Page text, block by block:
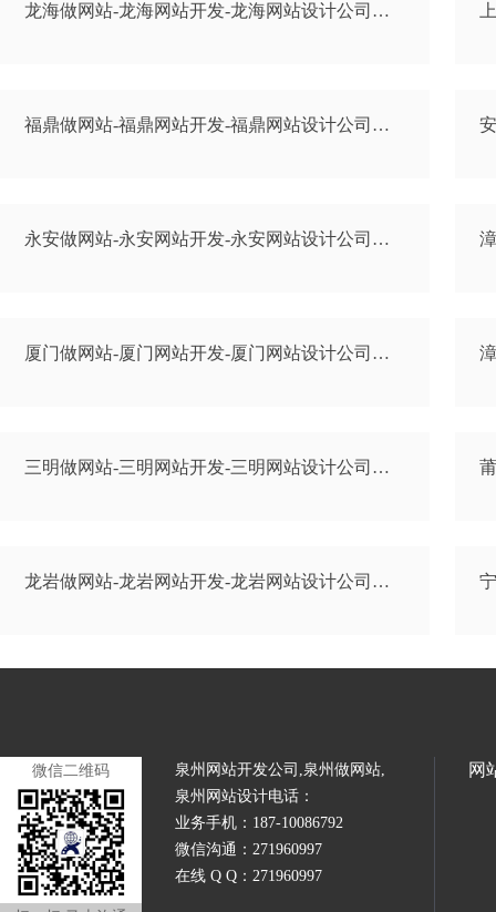
龙海做网站-龙海网站开发-龙海网站设计公司…
福鼎做网站-福鼎网站开发-福鼎网站设计公司…
永安做网站-永安网站开发-永安网站设计公司…
厦门做网站-厦门网站开发-厦门网站设计公司…
三明做网站-三明网站开发-三明网站设计公司…
龙岩做网站-龙岩网站开发-龙岩网站设计公司…
微信二维码
泉州网站开发公司,泉州做网站,
泉州网站设计电话：
业务手机：187-10086792
微信沟通：271960997
在线 Q Q：271960997
网